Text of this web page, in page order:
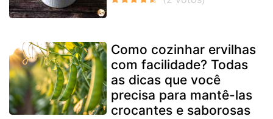
Como cozinhar ervilhas
com facilidade? Todas
as dicas que você
precisa para mantê-las
crocantes e saborosas